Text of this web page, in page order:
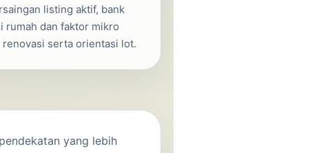
listing aktif, bank
rumah dan faktor mikro
serta orientasi lot.
yang lebih